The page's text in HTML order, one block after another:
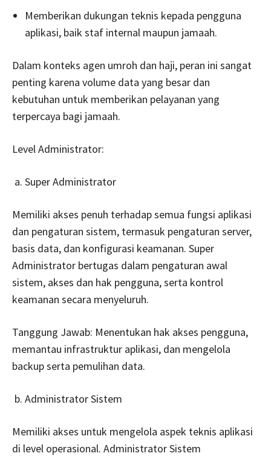
Memberikan dukungan teknis kepada pengguna
aplikasi, baik staf internal maupun jamaah.
Dalam konteks agen umroh dan haji, peran ini sangat
penting karena volume data yang besar dan
kebutuhan untuk memberikan pelayanan yang
terpercaya bagi jamaah.
Level Administrator:
Super Administrator
Memiliki akses penuh terhadap semua fungsi aplikasi
dan pengaturan sistem, termasuk pengaturan server,
basis data, dan konfigurasi keamanan. Super
Administrator bertugas dalam pengaturan awal
sistem, akses dan hak pengguna, serta kontrol
keamanan secara menyeluruh.
Tanggung Jawab: Menentukan hak akses pengguna,
memantau infrastruktur aplikasi, dan mengelola
backup serta pemulihan data.
Administrator Sistem
Memiliki akses untuk mengelola aspek teknis aplikasi
di level operasional. Administrator Sistem